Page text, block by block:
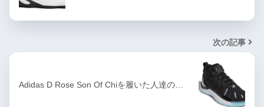
次の記事
Adidas D Rose Son Of Chiを履いた人達の…